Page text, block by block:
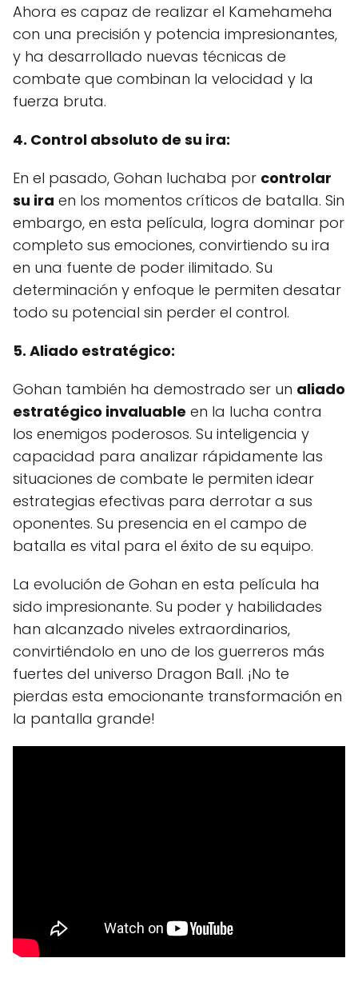
Ahora es capaz de realizar el Kamehameha
con una precisión y potencia impresionantes,
y ha desarrollado nuevas técnicas de
combate que combinan la velocidad y la
fuerza bruta.
4. Control absoluto de su ira:
En el pasado, Gohan luchaba por controlar
su ira en los momentos críticos de batalla. Sin
embargo, en esta película, logra dominar por
completo sus emociones, convirtiendo su ira
en una fuente de poder ilimitado. Su
determinación y enfoque le permiten desatar
todo su potencial sin perder el control.
5. Aliado estratégico:
Gohan también ha demostrado ser un aliado
estratégico invaluable en la lucha contra
los enemigos poderosos. Su inteligencia y
capacidad para analizar rápidamente las
situaciones de combate le permiten idear
estrategias efectivas para derrotar a sus
oponentes. Su presencia en el campo de
batalla es vital para el éxito de su equipo.
La evolución de Gohan en esta película ha
sido impresionante. Su poder y habilidades
han alcanzado niveles extraordinarios,
convirtiéndolo en uno de los guerreros más
fuertes del universo Dragon Ball. ¡No te
pierdas esta emocionante transformación en
la pantalla grande!